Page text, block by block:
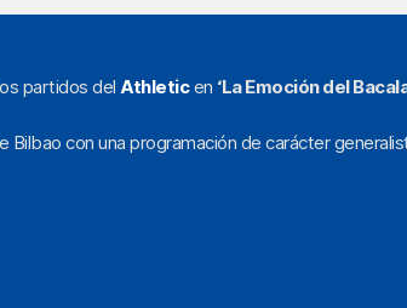
partidos del Athleticen ‘La Emoción del
con una programación de carácter